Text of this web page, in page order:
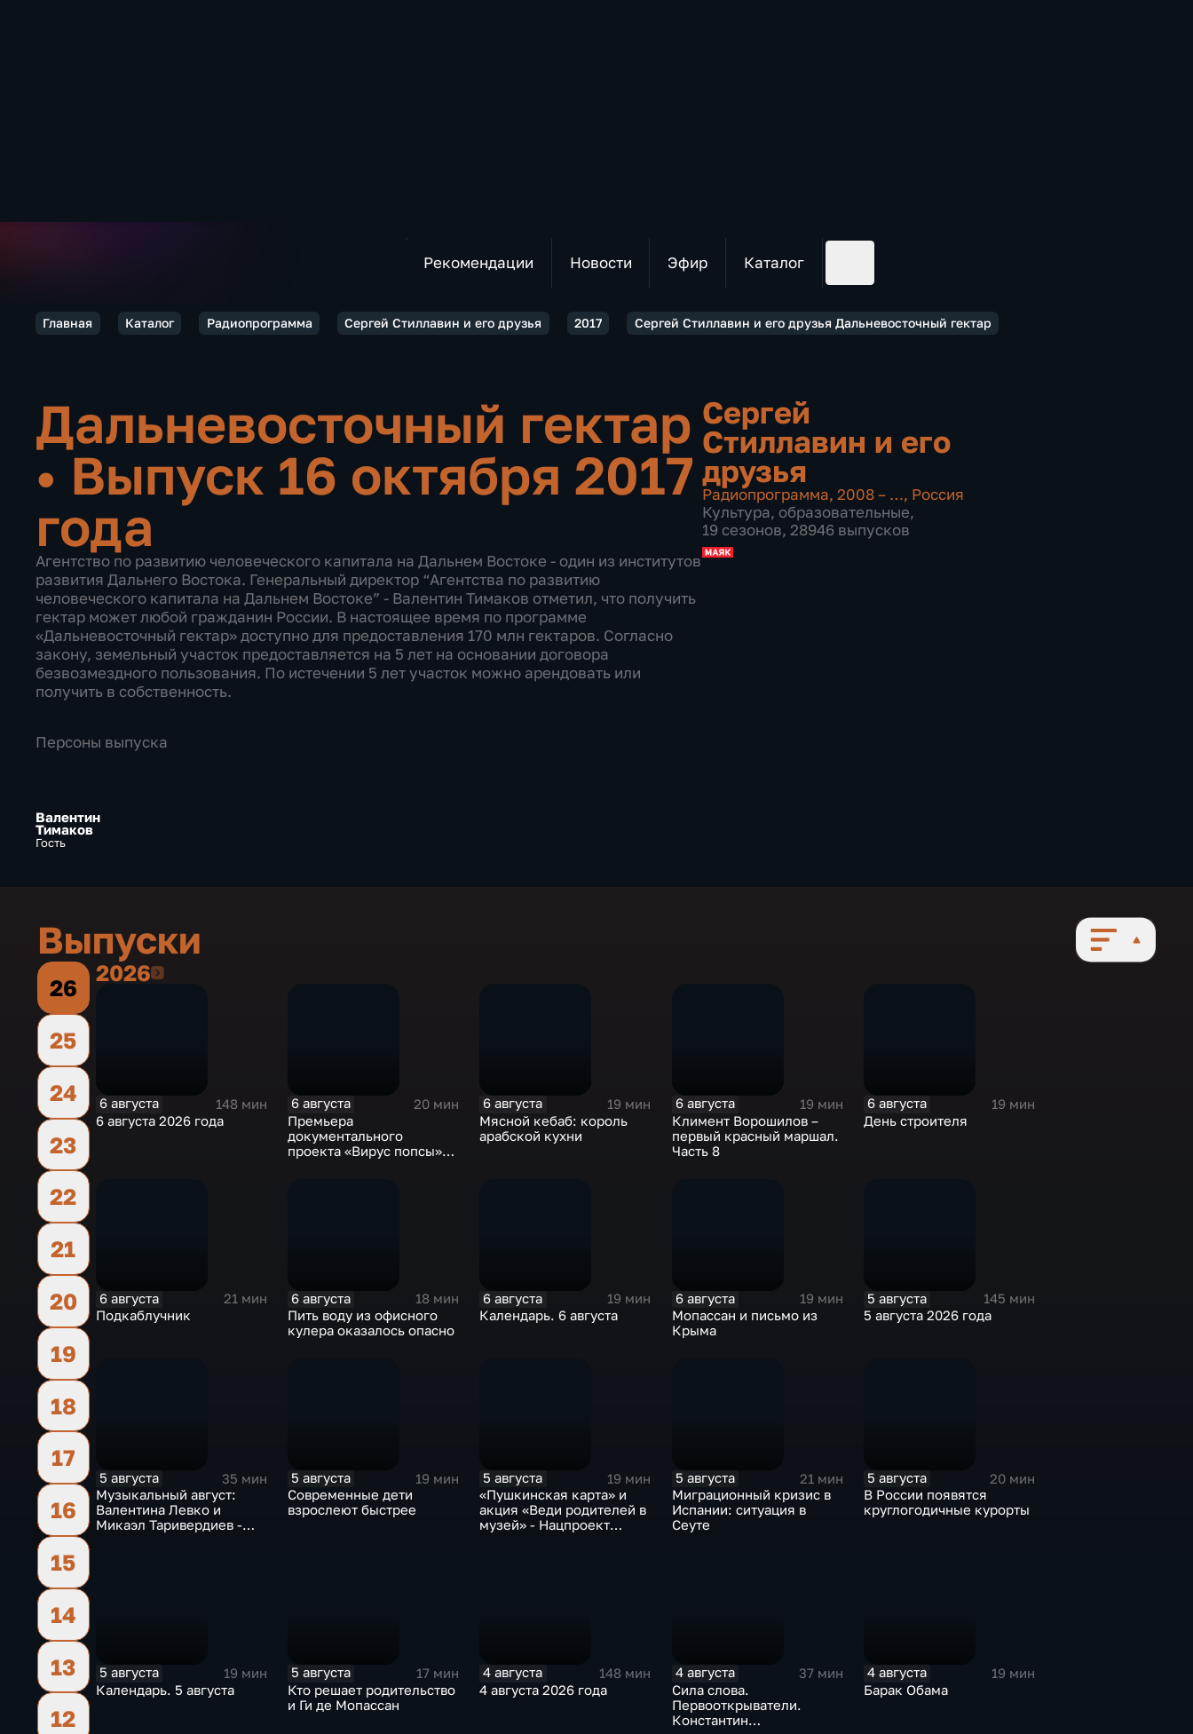
Рекомендации Новости Эфир Каталог
Главная Каталог Радиопрограмма Сергей Стиллавин и его друзья 2017 Сергей Стиллавин и его друзья Дальневосточный гектар
Дальневосточный гектар
• Выпуск 16 октября 2017
года
Агентство по развитию человеческого капитала на Дальнем Востоке - один из институтов
развития Дальнего Востока. Генеральный директор “Агентства по развитию
человеческого капитала на Дальнем Востоке” - Валентин Тимаков отметил, что получить
гектар может любой гражданин России. В настоящее время по программе
«Дальневосточный гектар» доступно для предоставления 170 млн гектаров. Согласно
закону, земельный участок предоставляется на 5 лет на основании договора
безвозмездного пользования. По истечении 5 лет участок можно арендовать или
получить в собственность.
Сергей
Стиллавин и его
друзья
Радиопрограмма, 2008 – …, Россия
Культура, образовательные,
19 сезонов, 28946 выпусков
Персоны выпуска
Валентин
Тимаков
Гость
Выпуски
26
25
24
23
22
21
20
19
18
17
16
15
14
13
12
20262026
6 августа
148 мин
6 августа 2026 года
6 августа
20 мин
Премьера
документального
проекта «Вирус попсы»
6 августа
19 мин
Мясной кебаб: король
арабской кухни
6 августа
19 мин
Климент Ворошилов –
первый красный маршал.
Часть 8
6 августа
19 мин
День строителя
6 августа
21 мин
Подкаблучник
6 августа
18 мин
Пить воду из офисного
кулера оказалось опасно
6 августа
19 мин
Календарь. 6 августа
6 августа
19 мин
Мопассан и письмо из
Крыма
5 августа
145 мин
5 августа 2026 года
5 августа
35 мин
Музыкальный август:
Валентина Левко и
Микаэл Таривердиев -
5 августа
19 мин
Современные дети
взрослеют быстрее
5 августа
19 мин
«Пушкинская карта» и
акция «Веди родителей в
музей» - Нацпроект
5 августа
21 мин
Миграционный кризис в
Испании: ситуация в
Сеуте
5 августа
20 мин
В России появятся
круглогодичные курорты
5 августа
19 мин
Календарь. 5 августа
5 августа
17 мин
Кто решает родительство
и Ги де Мопассан
4 августа
148 мин
4 августа 2026 года
4 августа
37 мин
Сила слова.
Первооткрыватели.
Константин
4 августа
19 мин
Барак Обама